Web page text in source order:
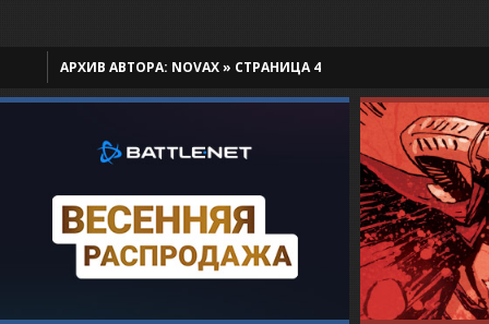
АРХИВ АВТОРА: NOVAX» СТРАНИЦА 4